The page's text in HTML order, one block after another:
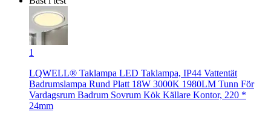
1
LQWELL® Taklampa LED Taklampa, IP44 Vattentät
Badrumslampa Rund Platt 18W 3000K 1980LM Tunn För
Vardagsrum Badrum Sovrum Kök Källare Kontor, 220 *
24mm